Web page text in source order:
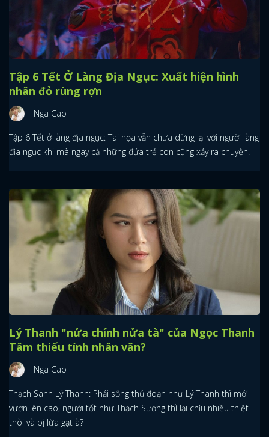
Tập 6 Tết Ở Làng Địa Ngục: Xuất hiện hình
nhân đỏ rùng rợn
Nga Cao
Tập 6 Tết ở làng địa ngục: Tai họa vẫn chưa dừng lại với người làng
địa ngục khi mà ngay cả những đứa trẻ con cũng xảy ra chuyện.
Lý Thanh "nửa chính nửa tà" của Ngọc Thanh
Tâm thiếu tính nhân văn?
Nga Cao
Thạch Sanh Lý Thanh: Phải sống thủ đoạn như Lý Thanh thì mới
vươn lên cao, người tốt như Thạch Sương thì lại chịu nhiều thiệt
thòi và bị lừa gạt à?